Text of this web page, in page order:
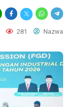
281 Nazwa